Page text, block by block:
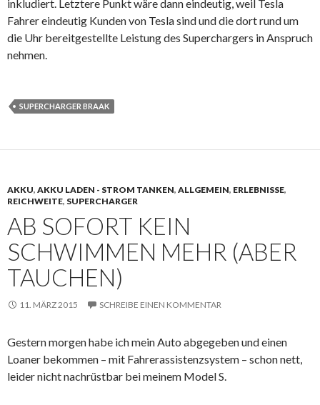
inkludiert. Letztere Punkt wäre dann eindeutig, weil Tesla
Fahrer eindeutig Kunden von Tesla sind und die dort rund um
die Uhr bereitgestellte Leistung des Superchargers in Anspruch
nehmen.
SUPERCHARGER BRAAK
AKKU, AKKU LADEN - STROM TANKEN, ALLGEMEIN, ERLEBNISSE,
REICHWEITE, SUPERCHARGER
AB SOFORT KEIN
SCHWIMMEN MEHR (ABER
TAUCHEN)
11. MÄRZ 2015 SCHREIBE EINEN KOMMENTAR
Gestern morgen habe ich mein Auto abgegeben und einen
Loaner bekommen – mit Fahrerassistenzsystem – schon nett,
leider nicht nachrüstbar bei meinem Model S.